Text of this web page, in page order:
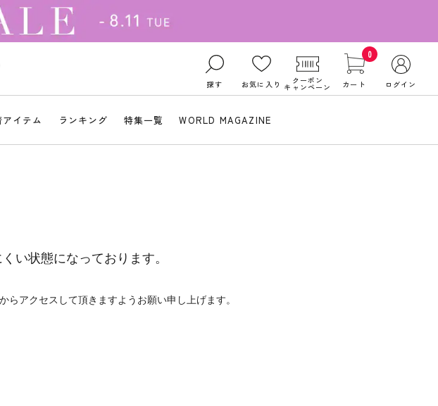
探す お気に入り クーポン
キャンペーン
0
カート ログイン
イテム ランキング 特集一覧 WORLD MAGAZINE
い状態になっております。
アクセスして頂きますようお願い申し上げます。